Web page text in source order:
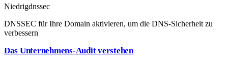
Niedrigdnssec
DNSSEC für Ihre Domain aktivieren, um die DNS-Sicherheit zu
verbessern
Das Unternehmens-Audit verstehen